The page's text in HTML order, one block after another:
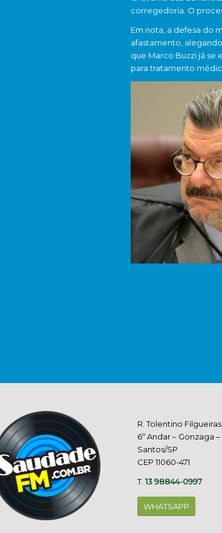
corregedoria. O
Em nota, a defesa do
afastamento,
que Marco Buzzi já se
para tratamento
R. Tolentino Filgueiras,
6º Andar – Gonzaga –
Santos/SP
CEP 11060-471
T.13 98844-0997
WHATSAPP